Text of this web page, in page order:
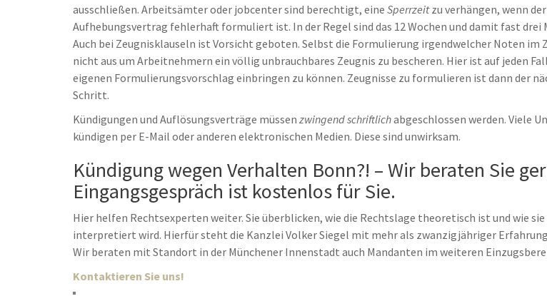
ausschließen. Arbeitsämter oder jobcenter sind berechtigt, eine Sperrzeitzu verhängen, wenn der
Aufhebungsvertrag fehlerhaft formuliert ist. In der Regel sind das 12 Wochen und damit fast drei
Auch bei Zeugnisklauseln ist Vorsicht geboten. Selbst die Formulierung irgendwelcher Noten im
nicht aus um Arbeitnehmern ein völlig unbrauchbares Zeugnis zu bescheren. Hier ist auf jeden
eigenen Formulierungsvorschlag einbringen zu können. Zeugnisse zu formulieren ist dann der
Schritt.
Kündigungen und Auflösungsverträge müssen zwingend schriftlichabgeschlossen werden. Viele
kündigen per E-Mail oder anderen elektronischen Medien. Diese sind unwirksam.
Kündigung wegen Verhalten Bonn?! – Wir beraten Sie
Eingangsgespräch ist kostenlos für Sie.
Hier helfen Rechtsexperten weiter. Sie überblicken, wie die Rechtslage theoretisch ist und wie
interpretiert wird. Hierfür steht die Kanzlei Volker Siegel mit mehr als zwanzigjähriger
Wir beraten mit Standort in der Münchener Innenstadt auch Mandanten im weiteren
Kontaktieren Sie uns!